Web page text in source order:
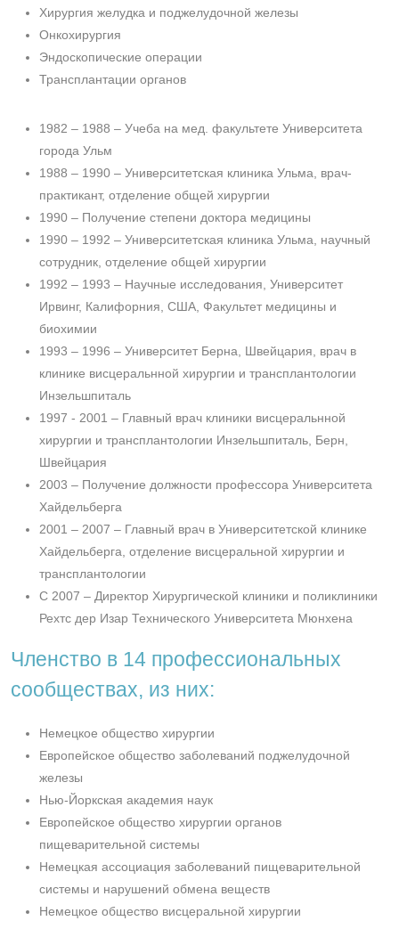
Хирургия желудка и поджелудочной железы
Онкохирургия
Эндоскопические операции
Трансплантации органов
1982 – 1988 – Учеба на мед. факультете Университета
города Ульм
1988 – 1990 – Университетская клиника Ульма, врач-
практикант, отделение общей хирургии
1990 – Получение степени доктора медицины
1990 – 1992 – Университетская клиника Ульма, научный
сотрудник, отделение общей хирургии
1992 – 1993 – Научные исследования, Университет
Ирвинг, Калифорния, США, Факультет медицины и
биохимии
1993 – 1996 – Университет Берна, Швейцария, врач в
клинике висцеральнной хирургии и трансплантологии
Инзельшпиталь
1997 - 2001 – Главный врач клиники висцеральнной
хирургии и трансплантологии Инзельшпиталь, Берн,
Швейцария
2003 – Получение должности профессора Университета
Хайдельберга
2001 – 2007 – Главный врач в Университетской клинике
Хайдельберга, отделение висцеральной хирургии и
трансплантологии
С 2007 – Директор Хирургической клиники и поликлиники
Рехтс дер Изар Технического Университета Мюнхена
Членство в 14 профессиональных
сообществах, из них:
Немецкое общество хирургии
Европейское общество заболеваний поджелудочной
железы
Нью-Йоркская академия наук
Европейское общество хирургии органов
пищеварительной системы
Немецкая ассоциация заболеваний пищеварительной
системы и нарушений обмена веществ
Немецкое общество висцеральной хирургии